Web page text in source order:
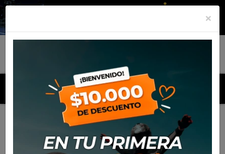
MENU
Productos Equipamiento Para el piloto
Casco Shark Ridill 2 Assya Kxk
×